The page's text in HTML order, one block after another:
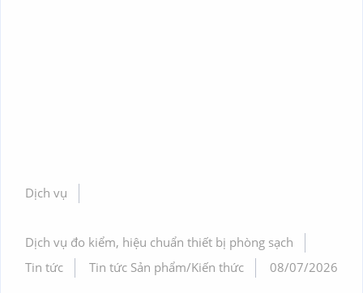
Dịch vụ
Dịch vụ đo kiểm, hiệu chuẩn thiết bị phòng sạch
Tin tức
Tin tức Sản phẩm/Kiến thức 08/07/2026